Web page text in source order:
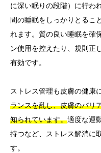
に深い眠りの段階）に行わ
間の睡眠をしっかりとるこ
れます。質の良い睡眠を確
ン使用を控えたり、規則正
有効です。
ストレス管理も皮膚の健康
ランスを乱し、皮膚のバリ
知られています。適度な運
持つなど、ストレス解消に
す。